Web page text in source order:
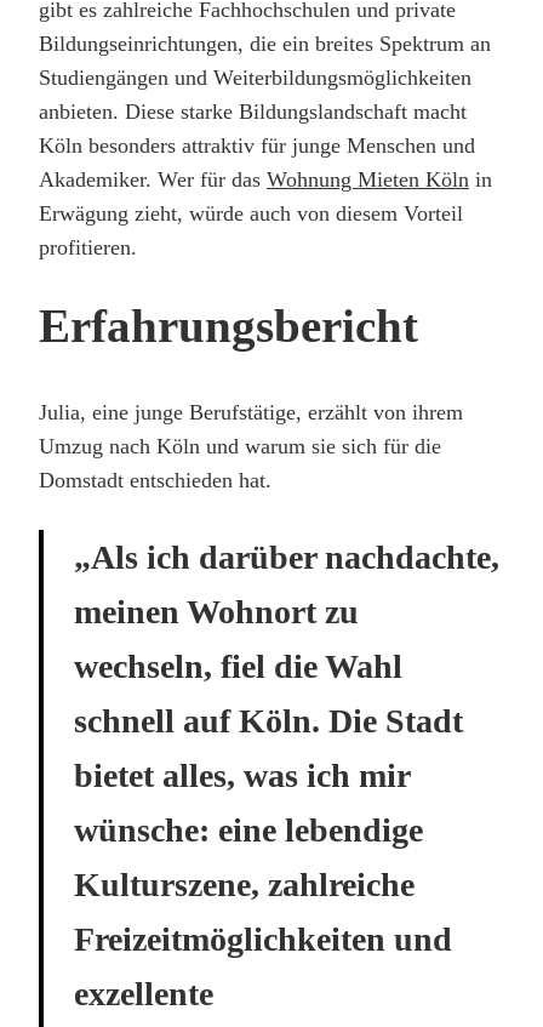
gibt es zahlreiche Fachhochschulen und private
Bildungseinrichtungen, die ein breites Spektrum an
Studiengängen und Weiterbildungsmöglichkeiten
anbieten. Diese starke Bildungslandschaft macht
Köln besonders attraktiv für junge Menschen und
Akademiker. Wer für das Wohnung Mieten Köln in
Erwägung zieht, würde auch von diesem Vorteil
profitieren.
Erfahrungsbericht
Julia, eine junge Berufstätige, erzählt von ihrem
Umzug nach Köln und warum sie sich für die
Domstadt entschieden hat.
„Als ich darüber nachdachte,
meinen Wohnort zu
wechseln, fiel die Wahl
schnell auf Köln. Die Stadt
bietet alles, was ich mir
wünsche: eine lebendige
Kulturszene, zahlreiche
Freizeitmöglichkeiten und
exzellente